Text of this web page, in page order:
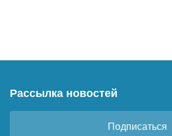
Рассылка новостей
Подписаться